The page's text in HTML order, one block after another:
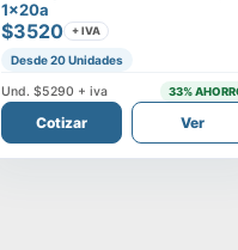
1x20a
$3520 + IVA
Desde 20 Unidades
Und. $5290 + iva 33%
Cotizar Ver